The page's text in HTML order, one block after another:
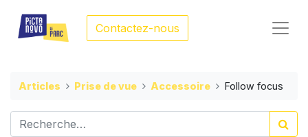
Contactez-nous
Articles Prise de vue Accessoire Follow focus